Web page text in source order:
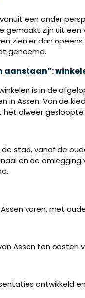
een ander
gemaakt zijn uit
zien er dan
genoemd.
aanstaan”:
is in de
in Assen. Van de
alweer
stad, vanaf de
en de
varen, met
Assen ten oosten
ontwikkeld